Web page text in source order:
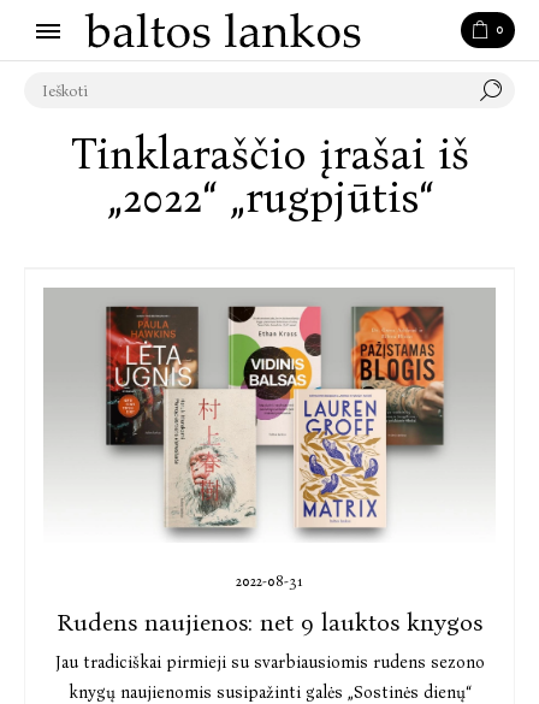
0
Tinklaraščio įrašai iš
„2022“ „rugpjūtis“
2022-08-31
Rudens naujienos: net 9 lauktos knygos
Jau tradiciškai pirmieji su svarbiausiomis rudens sezono
knygų naujienomis susipažinti galės „Sostinės dienų“